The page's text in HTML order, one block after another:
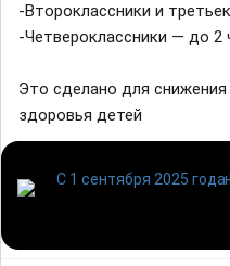
-Второклассники и
-Четвероклассники — до 2
Это сделано для снижения
здоровья детей